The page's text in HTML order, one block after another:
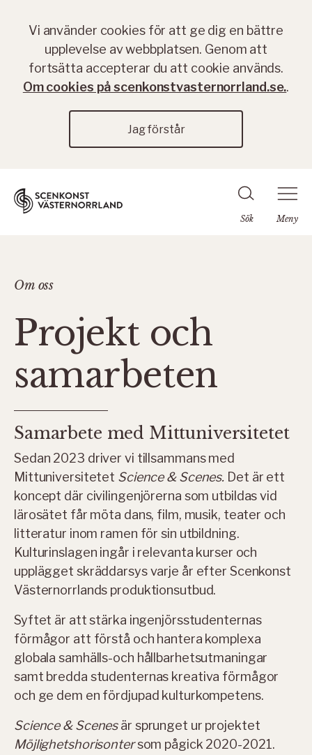
Vi använder cookies för att ge dig en bättre
upplevelse av webbplatsen. Genom att
fortsätta accepterar du att cookie används.
Om cookies på scenkonstvasternorrland.se..
Jag förstår
Sök Meny
Om oss
Projekt och
samarbeten
Samarbete med Mittuniversitetet
Sedan 2023 driver vi tillsammans med
Mittuniversitetet Science & Scenes. Det är ett
koncept där civilingenjörerna som utbildas vid
lärosätet får möta dans, film, musik, teater och
litteratur inom ramen för sin utbildning.
Kulturinslagen ingår i relevanta kurser och
upplägget skräddarsys varje år efter Scenkonst
Västernorrlands produktionsutbud.
Syftet är att stärka ingenjörsstudenternas
förmågor att förstå och hantera komplexa
globala samhälls-och hållbarhetsutmaningar
samt bredda studenternas kreativa förmågor
och ge dem en fördjupad kulturkompetens.
Science & Scenesär sprunget ur projektet
Möjlighetshorisontersom pågick 2020-2021.